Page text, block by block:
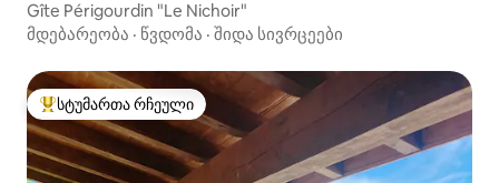
Gîte Périgourdin "Le Nichoir"
მდებარეობა · წვდომა · შიდა სივრცეები
სტუმართა რჩეული მოწინავე ვარიანტი
სტუმართა რჩეული